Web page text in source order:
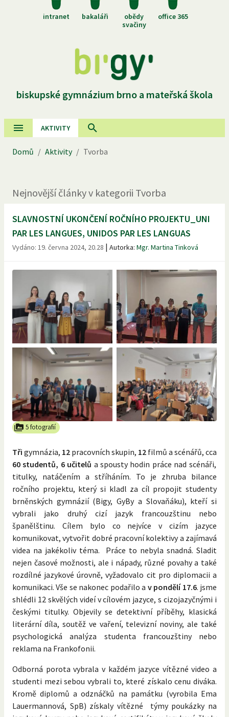
intranet bakaláři
obědy
svačiny
office 365
biskupské gymnázium brno a mateřská škola
AKTIVITY
Domů / Aktivity / Tvorba
Nejnovějšíčlánkyv kategorii Tvorba
SLAVNOSTNÍ UKONČENÍ ROČNÍHO PROJEKTU_UNI
PAR LES LANGUES, UNIDOS PAR LES LANGUAS
Vydáno: 19. června 2024, 20.28 | Autorka: Mgr. Martina Tinková
5 fotografií
Tři gymnázia, 12 pracovních skupin, 12 filmů a scénářů, cca
60 studentů, 6 učitelů a spousty hodin práce nad scénáři,
titulky, natáčením a stříháním. To je zhruba bilance
ročního projektu, který si kladl za cíl propojit studenty
brněnských gymnázií (Bigy, GyBy a Slovaňáku), kteří si
vybrali jako druhý cizí jazyk francouzštinu nebo
španělštinu. Cílem bylo co nejvíce v cizím jazyce
komunikovat, vytvořit dobré pracovní kolektivy a zajímavá
videa na jakékoliv téma. Práce to nebyla snadná. Sladit
nejen časové možnosti, ale i nápady, různé povahy a také
rozdílné jazykové úrovně, vyžadovalo cit pro diplomacii a
komunikaci. Vše se nakonec podařilo a v pondělí 17.6. jsme
shlédli 12 skvělých videí v cílovém jazyce, s cizojazyčnými i
českými titulky. Objevily se detektivní příběhy, klasická
literární díla, soutěž ve vaření, televizní noviny, ale také
psychologická analýza studenta francouzštiny nebo
reklama na Frankofonii.
Odborná porota vybrala v každém jazyce vítězné video a
studenti mezi sebou vybrali to, které získalo cenu diváka.
Kromě diplomů a odznáčků na památku (vyrobila Ema
Lauermannová, SpB) získaly vítězné týmy poukázky na